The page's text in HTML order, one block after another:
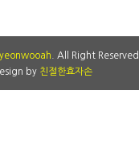
yeonwooah . All Right Reserved.
by 친절한효자손